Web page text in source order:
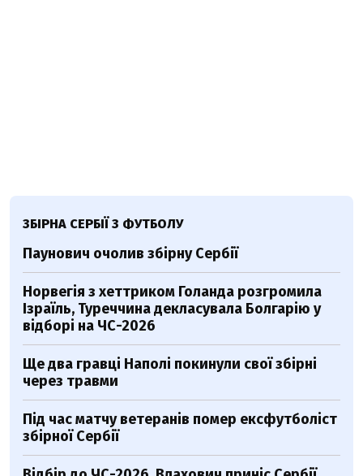
ЗБІРНА СЕРБІЇ З ФУТБОЛУ
Паунович очолив збірну Сербії
Норвегія з хеттриком Голанда розгромила
Ізраїль, Туреччина декласувала Болгарію у
відборі на ЧС-2026
Ще два гравці Наполі покинули свої збірні
через травми
Під час матчу ветеранів помер ексфутболіст
збірної Сербії